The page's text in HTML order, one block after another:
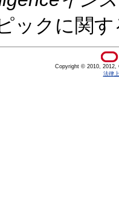
ックに関
Copyright © 2010, 2012,
法律